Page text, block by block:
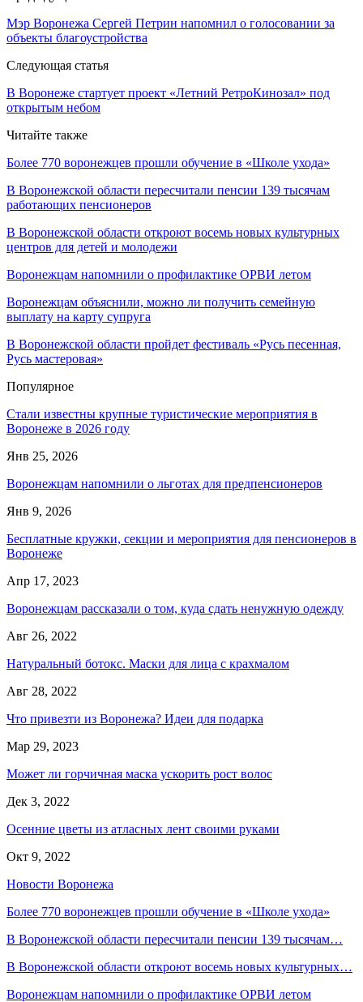
Мэр Воронежа Сергей Петрин напомнил о голосовании за
объекты благоустройства
Следующая статья
В Воронеже стартует проект «Летний РетроКинозал» под
открытым небом
Читайте также
Более 770 воронежцев прошли обучение в «Школе ухода»
В Воронежской области пересчитали пенсии 139 тысячам
работающих пенсионеров
В Воронежской области откроют восемь новых культурных
центров для детей и молодежи
Воронежцам напомнили о профилактике ОРВИ летом
Воронежцам объяснили, можно ли получить семейную
выплату на карту супруга
В Воронежской области пройдет фестиваль «Русь песенная,
Русь мастеровая»
Популярное
Стали известны крупные туристические мероприятия в
Воронеже в 2026 году
Янв 25, 2026
Воронежцам напомнили о льготах для предпенсионеров
Янв 9, 2026
Бесплатные кружки, секции и мероприятия для пенсионеров в
Воронеже
Апр 17, 2023
Воронежцам рассказали о том, куда сдать ненужную одежду
Авг 26, 2022
Натуральный ботокс. Маски для лица с крахмалом
Авг 28, 2022
Что привезти из Воронежа? Идеи для подарка
Мар 29, 2023
Может ли горчичная маска ускорить рост волос
Дек 3, 2022
Осенние цветы из атласных лент своими руками
Окт 9, 2022
Новости Воронежа
Более 770 воронежцев прошли обучение в «Школе ухода»
В Воронежской области пересчитали пенсии 139 тысячам…
В Воронежской области откроют восемь новых культурных…
Воронежцам напомнили о профилактике ОРВИ летом